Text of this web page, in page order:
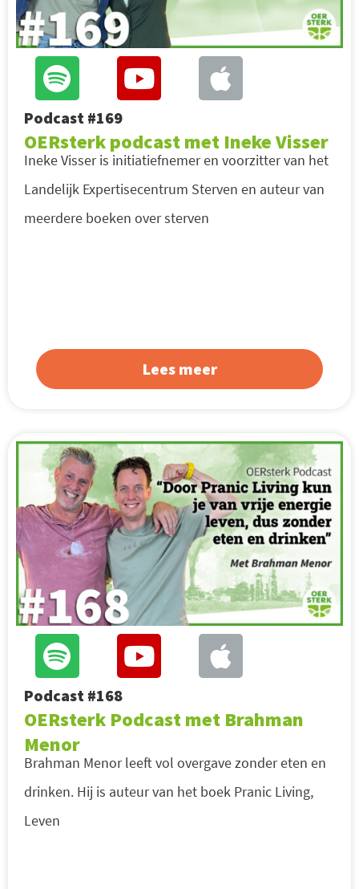
Podcast #169
OERsterk podcast met Ineke Visser
Ineke Visser is initiatiefnemer en voorzitter van het
Landelijk Expertisecentrum Sterven en auteur van
meerdere boeken over sterven
Lees meer
Podcast #168
OERsterk Podcast met Brahman
Menor
Brahman Menor leeft vol overgave zonder eten en
drinken. Hij is auteur van het boek Pranic Living,
Leven